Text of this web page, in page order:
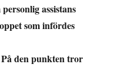
assistans
som infördes
den punkten tror